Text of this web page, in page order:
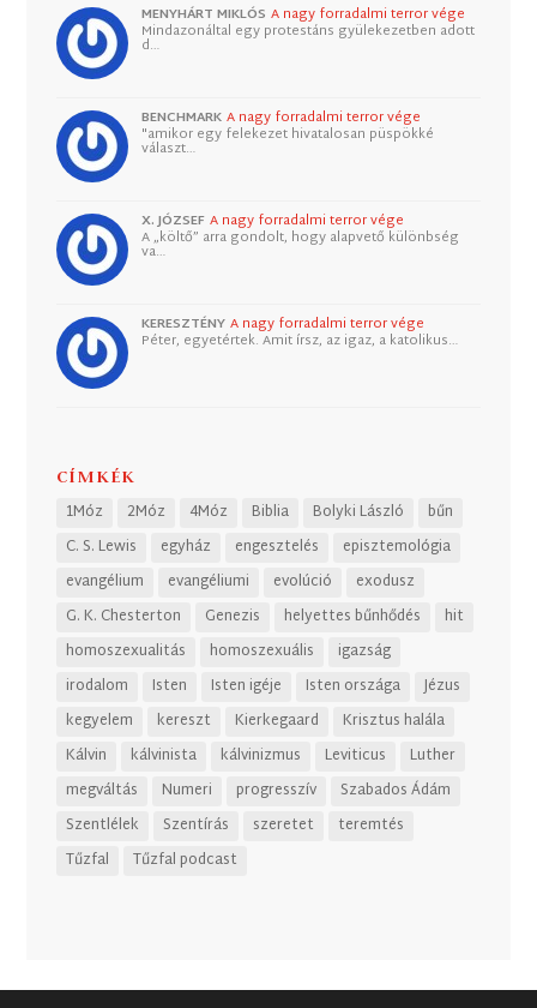
MENYHÁRT MIKLÓS A nagy forradalmi terror vége
Mindazonáltal egy protestáns gyülekezetben adott
d…
BENCHMARK A nagy forradalmi terror vége
"amikor egy felekezet hivatalosan püspökké
választ…
X. JÓZSEF A nagy forradalmi terror vége
A „költő” arra gondolt, hogy alapvető különbség
va…
KERESZTÉNY A nagy forradalmi terror vége
Péter, egyetértek. Amit írsz, az igaz, a katolikus…
CÍMKÉK
1Móz 2Móz 4Móz Biblia Bolyki László
bűn
C. S. Lewis
egyház engesztelés
episztemológia
evangélium
evangéliumi evolúció
exodusz
G. K. Chesterton
Genezis helyettes bűnhődés
hit
homoszexualitás
homoszexuális
igazság
irodalom
Isten Isten igéje Isten országa
Jézus
kegyelem
kereszt Kierkegaard
Krisztus halála
Kálvin
kálvinista kálvinizmus Leviticus
Luther
megváltás
Numeri progresszív
Szabados Ádám
Szentlélek
Szentírás szeretet
teremtés
Tűzfal
Tűzfal podcast